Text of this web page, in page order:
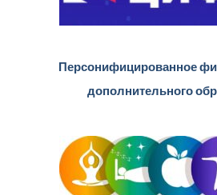
Персонифицированное
дополнительного